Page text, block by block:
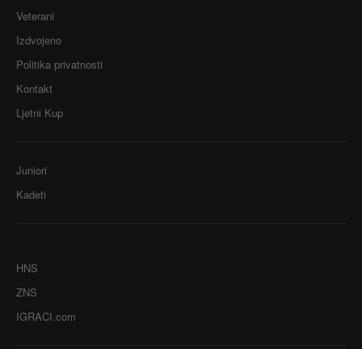
Veterani
Izdvojeno
Politika privatnosti
Kontakt
Ljetni Kup
Juniori
Kadeti
HNS
ZNS
IGRACI.com